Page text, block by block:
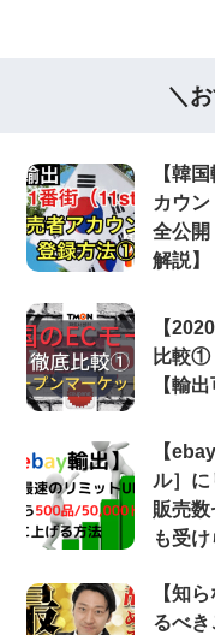
＼
【韓
カウ
全公開
解説】
【
比較①
【輸
【
ル］に
販売
も受け
【知
るべき